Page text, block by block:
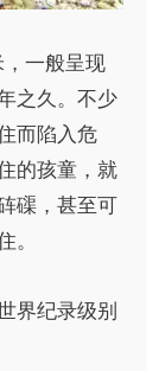
一般呈现
之久。不少
而陷入危
的孩童，就
磲，甚至可
界纪录级别